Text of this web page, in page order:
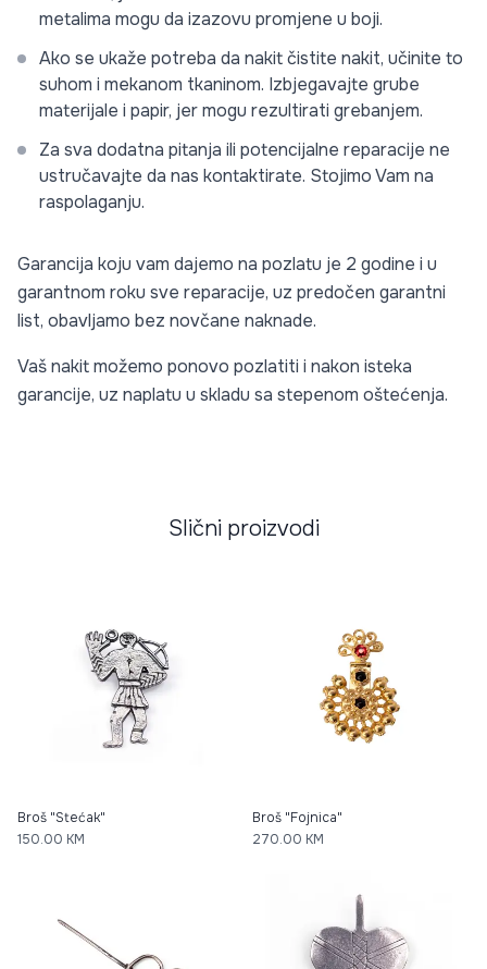
metalima mogu da izazovu promjene u boji.
Ako se ukaže potreba da nakit čistite nakit, učinite to
suhom i mekanom tkaninom. Izbjegavajte grube
materijale i papir, jer mogu rezultirati grebanjem.
Za sva dodatna pitanja ili potencijalne reparacije ne
ustručavajte da nas kontaktirate. Stojimo Vam na
raspolaganju.
Garancija koju vam dajemo na pozlatu je 2 godine i u
garantnom roku sve reparacije, uz predočen garantni
list, obavljamo bez novčane naknade.
Vaš nakit možemo ponovo pozlatiti i nakon isteka
garancije, uz naplatu u skladu sa stepenom oštećenja.
Slični proizvodi
Broš "Stećak"
150.00 KM
Broš "Fojnica"
270.00 KM